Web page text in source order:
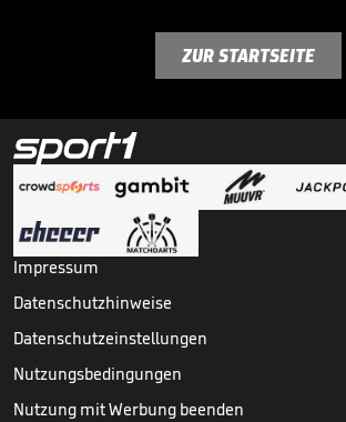
ZUR STARTSEITE
Impressum
Datenschutzhinweise
Datenschutzeinstellungen
Nutzungsbedingungen
Nutzung mit Werbung beenden